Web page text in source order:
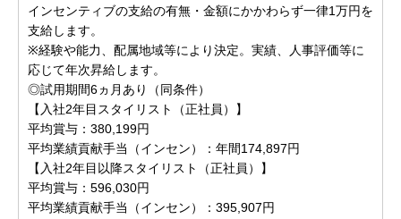
インセンティブの支給の有無・金額にかかわらず一律1万円を
支給します。
※経験や能力、配属地域等により決定。実績、人事評価等に
応じて年次昇給します。
◎試用期間6ヵ月あり（同条件）
【入社2年目スタイリスト（正社員）】
平均賞与：380,199円
平均業績貢献手当（インセン）：年間174,897円
【入社2年目以降スタイリスト（正社員）】
平均賞与：596,030円
平均業績貢献手当（インセン）：395,907円